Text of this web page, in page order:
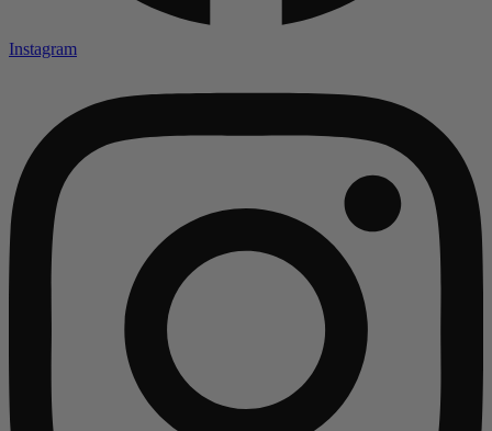
Instagram